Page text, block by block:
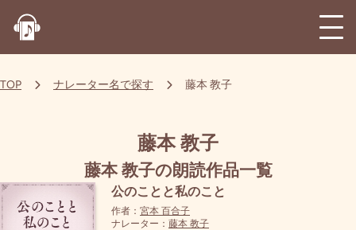
TOP ナレーター名で探す 藤本 教子
藤本 教子
藤本 教子の朗読作品一覧
公のことと私のこと
作者： 宮本 百合子
ナレーター： 藤本 教子